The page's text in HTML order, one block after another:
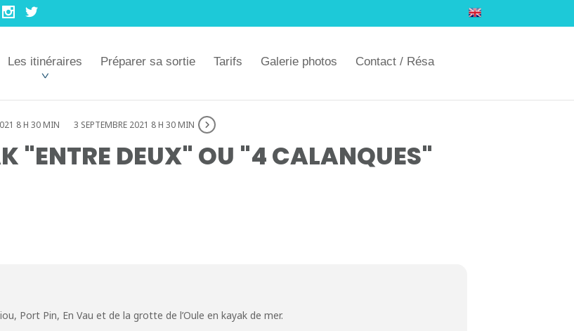
Les itinéraires Préparer sa sortie Tarifs Galerie photos Contact / Résa
8 H 30 MIN 3 SEPTEMBRE 2021 8 H 30 MIN
"ENTRE DEUX" OU "4 CALANQUES"
Port Pin, En Vau et de la grotte de l’Oule en kayak de mer.